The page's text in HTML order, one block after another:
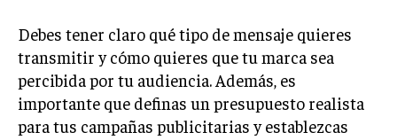
GESTIÓN DE PRODUCTOS
COMUNICACIÓN CORPORATIVA
GESTIÓN DE MARCA
Debes tener claro qué tipo de mensaje quieres
transmitir y cómo quieres que tu marca sea
percibida por tu audiencia. Además, es
importante que definas un presupuesto realista
para tus campañas publicitarias y establezcas